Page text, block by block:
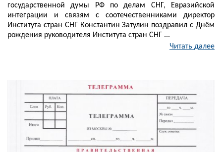
государственной думы РФ по делам СНГ, Евразийской
интеграции и связям с соотечественниками директор
Института стран СНГ Константин Затулин поздравил с Днём
рождения руководителя Института стран СНГ ...
Читать далее